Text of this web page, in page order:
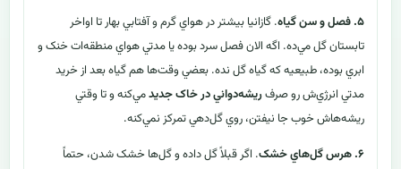
۵. فصل و سن گياه
. گازانيا بيشتر در هواي گرم و آفتابي بهار تا اواخر
تابستان گل مي‌ده. اگه الان فصل سرد بوده يا مدتي هواي منطقه‌ات خنک و
ابري بوده، طبيعيه که گياه گل نده. بعضي وقت‌ها هم گياه بعد از خريد
مدتي انرژي‌ش رو صرفريشه‌دواني در خاک جديدمي‌کنه و تا وقتي
ريشه‌هاش خوب جا نيفتن، روي گل‌دهي تمرکز نمي‌کنه.
۶. هرس گل‌هاي خشک
. اگر قبلاً گل داده و گل‌ها خشک شدن، حتماً